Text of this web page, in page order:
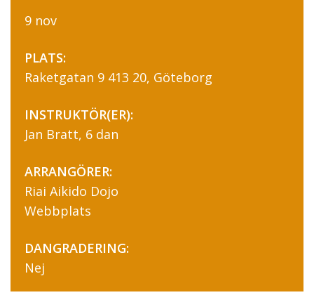
9 nov
PLATS:
Raketgatan 9 413 20, Göteborg
INSTRUKTÖR(ER):
Jan Bratt, 6 dan
ARRANGÖRER:
Riai Aikido Dojo
Webbplats
DANGRADERING:
Nej